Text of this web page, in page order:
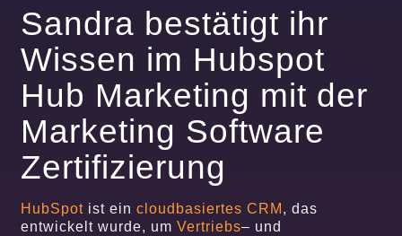
Sandra bestätigt ihr
Wissen im Hubspot
Hub Marketing mit der
Marketing Software
Zertifizierung
HubSpot ist eincloudbasiertes CRM , das
entwickelt wurde, umVertriebs– und